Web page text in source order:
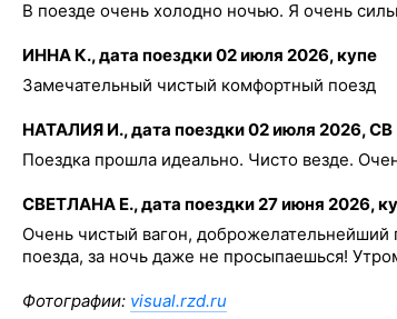
В поезде очень холодно ночью. Я очень
ИННА К., дата поездки 02 июля 2026, купе
Замечательный чистый комфортный поезд
НАТАЛИЯ И., дата поездки 02 июля 2026, СВ
Поездка прошла идеально. Чисто везде.
СВЕТЛАНА Е., дата поездки 27 июня 2026,
Очень чистый вагон, доброжелательнейший
поезда, за ночь даже не просыпаешься!
Фотографии: visual.rzd.ru